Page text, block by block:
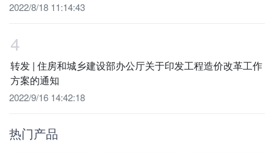
2022/8/18 11:14:43
4
转发 | 住房和城乡建设部办公厅关于印发工程造价改革工作
方案的通知
2022/9/16 14:42:18
热门产品